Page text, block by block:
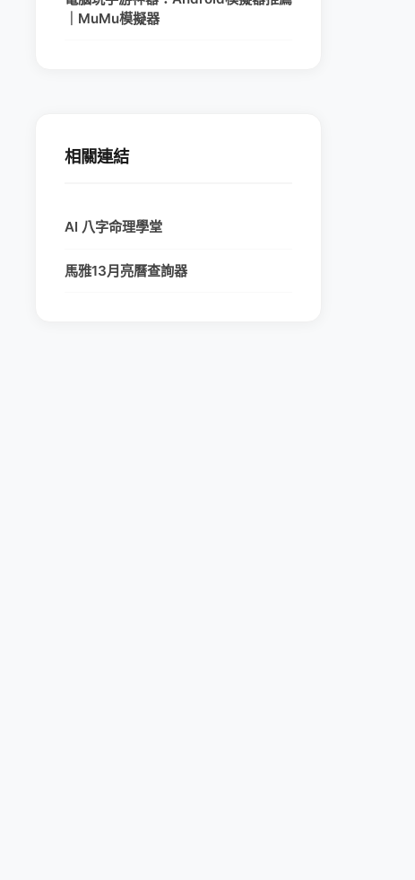
｜MuMu模擬器
相關連結
AI 八字命理學堂
馬雅13月亮曆查詢器